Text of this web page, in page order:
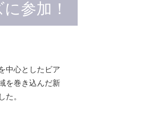
参加！
中心としたビア
を巻き込んだ新
。